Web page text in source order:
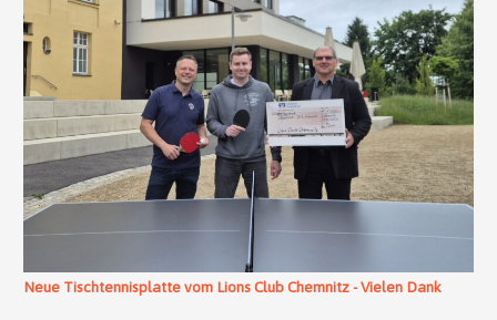
Neue Tischtennisplatte vom Lions Club Chemnitz - Vielen Dank